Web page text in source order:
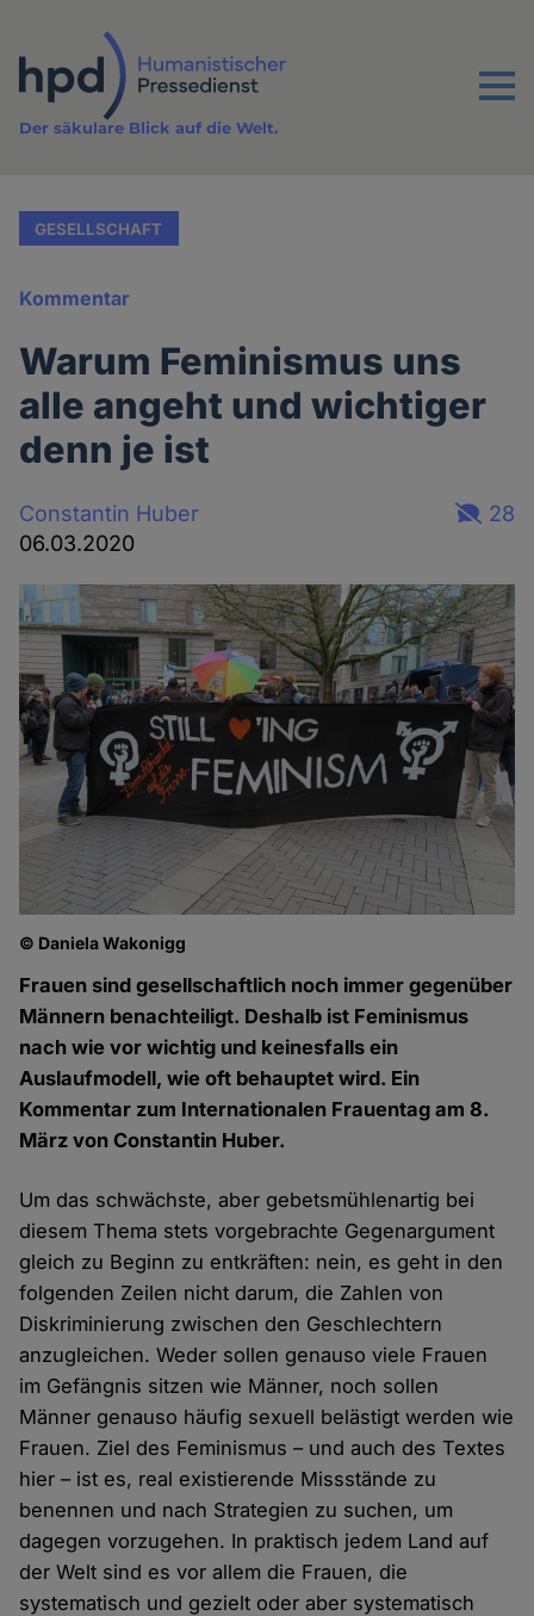
Inhalt
Menu
Der säkulare Blick auf die Welt.
GESELLSCHAFT
Kommentar
Warum Feminismus uns
alle angeht und wichtiger
denn je ist
Constantin Huber
06.03.2020
28
© Daniela Wakonigg
Frauen sind gesellschaftlich noch immer gegenüber
Männern benachteiligt. Deshalb ist Feminismus
nach wie vor wichtig und keinesfalls ein
Auslaufmodell, wie oft behauptet wird. Ein
Kommentar zum Internationalen Frauentag am 8.
März von Constantin Huber.
Um das schwächste, aber gebetsmühlenartig bei
diesem Thema stets vorgebrachte Gegenargument
gleich zu Beginn zu entkräften: nein, es geht in den
folgenden Zeilen nicht darum, die Zahlen von
Diskriminierung zwischen den Geschlechtern
anzugleichen. Weder sollen genauso viele Frauen
im Gefängnis sitzen wie Männer, noch sollen
Männer genauso häufig sexuell belästigt werden wie
Frauen. Ziel des Feminismus – und auch des Textes
hier – ist es, real existierende Missstände zu
benennen und nach Strategien zu suchen, um
dagegen vorzugehen. In praktisch jedem Land auf
der Welt sind es vor allem die Frauen, die
systematisch und gezielt oder aber systematisch